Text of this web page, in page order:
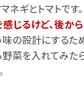
ネギとトマトです。
じるけど､後か
味の設計にするた
菜を入れてみた